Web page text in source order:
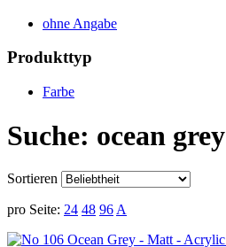
ohne Angabe
Produkttyp
Farbe
Suche: ocean grey
Sortieren
pro Seite: 24 48 96 A